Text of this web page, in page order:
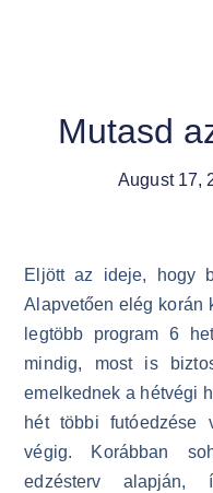
Mutasd
August 17,
Eljött az ideje, hogy
Alapvetően elég korán
legtöbb program 6
mindig, most is
emelkednek a hétvégi
hét többi futóedzése
végig. Korábban
edzésterv alapján,